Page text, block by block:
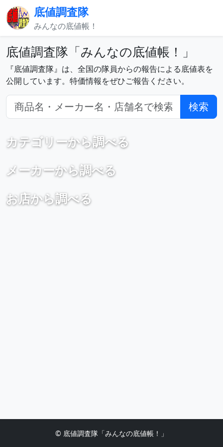
底値調査隊
みんなの底値帳！
底値調査隊「みんなの底値帳！」
『底値調査隊』は、全国の隊員からの報告による底値表を
公開しています。特価情報をぜひご報告ください。
検索
カテゴリーから調べる
メーカーから調べる
お店から調べる
© 底値調査隊「みんなの底値帳！」